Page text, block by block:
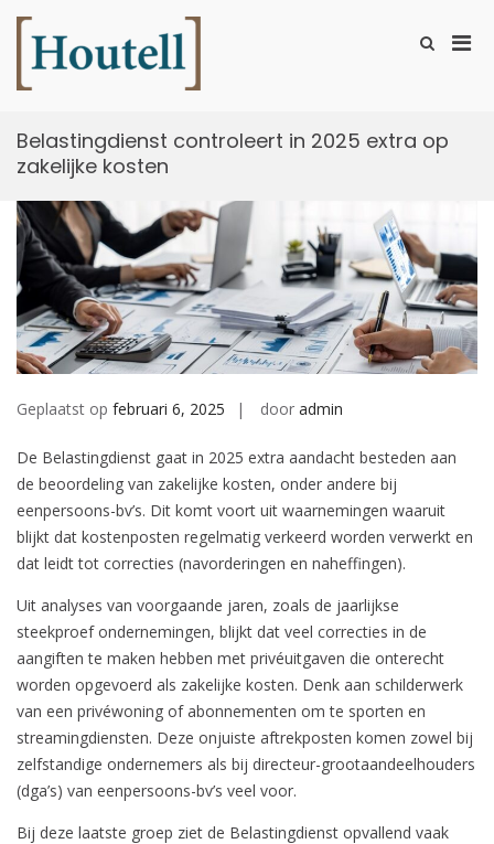
naar
inhoud
Toon
Belastingdienst controleert in 2025 extra op
zakelijke kosten
Geplaatst op februari 6, 2025 door admin
De Belastingdienst gaat in 2025 extra aandacht besteden aan
de beoordeling van zakelijke kosten, onder andere bij
eenpersoons-bv’s. Dit komt voort uit waarnemingen waaruit
blijkt dat kostenposten regelmatig verkeerd worden verwerkt en
dat leidt tot correcties (navorderingen en naheffingen).
Uit analyses van voorgaande jaren, zoals de jaarlijkse
steekproef ondernemingen, blijkt dat veel correcties in de
aangiften te maken hebben met privéuitgaven die onterecht
worden opgevoerd als zakelijke kosten. Denk aan schilderwerk
van een privéwoning of abonnementen om te sporten en
streamingdiensten. Deze onjuiste aftrekposten komen zowel bij
zelfstandige ondernemers als bij directeur-grootaandeelhouders
(dga’s) van eenpersoons-bv’s veel voor.
Bij deze laatste groep ziet de Belastingdienst opvallend vaak